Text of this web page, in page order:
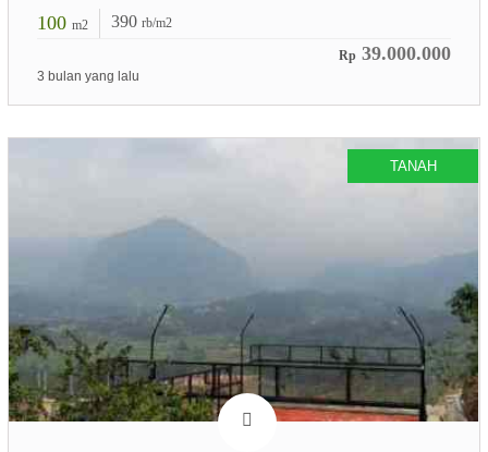
100 m2 390 rb/m2
Rp 39.000.000
3 bulan yang lalu
TANAH